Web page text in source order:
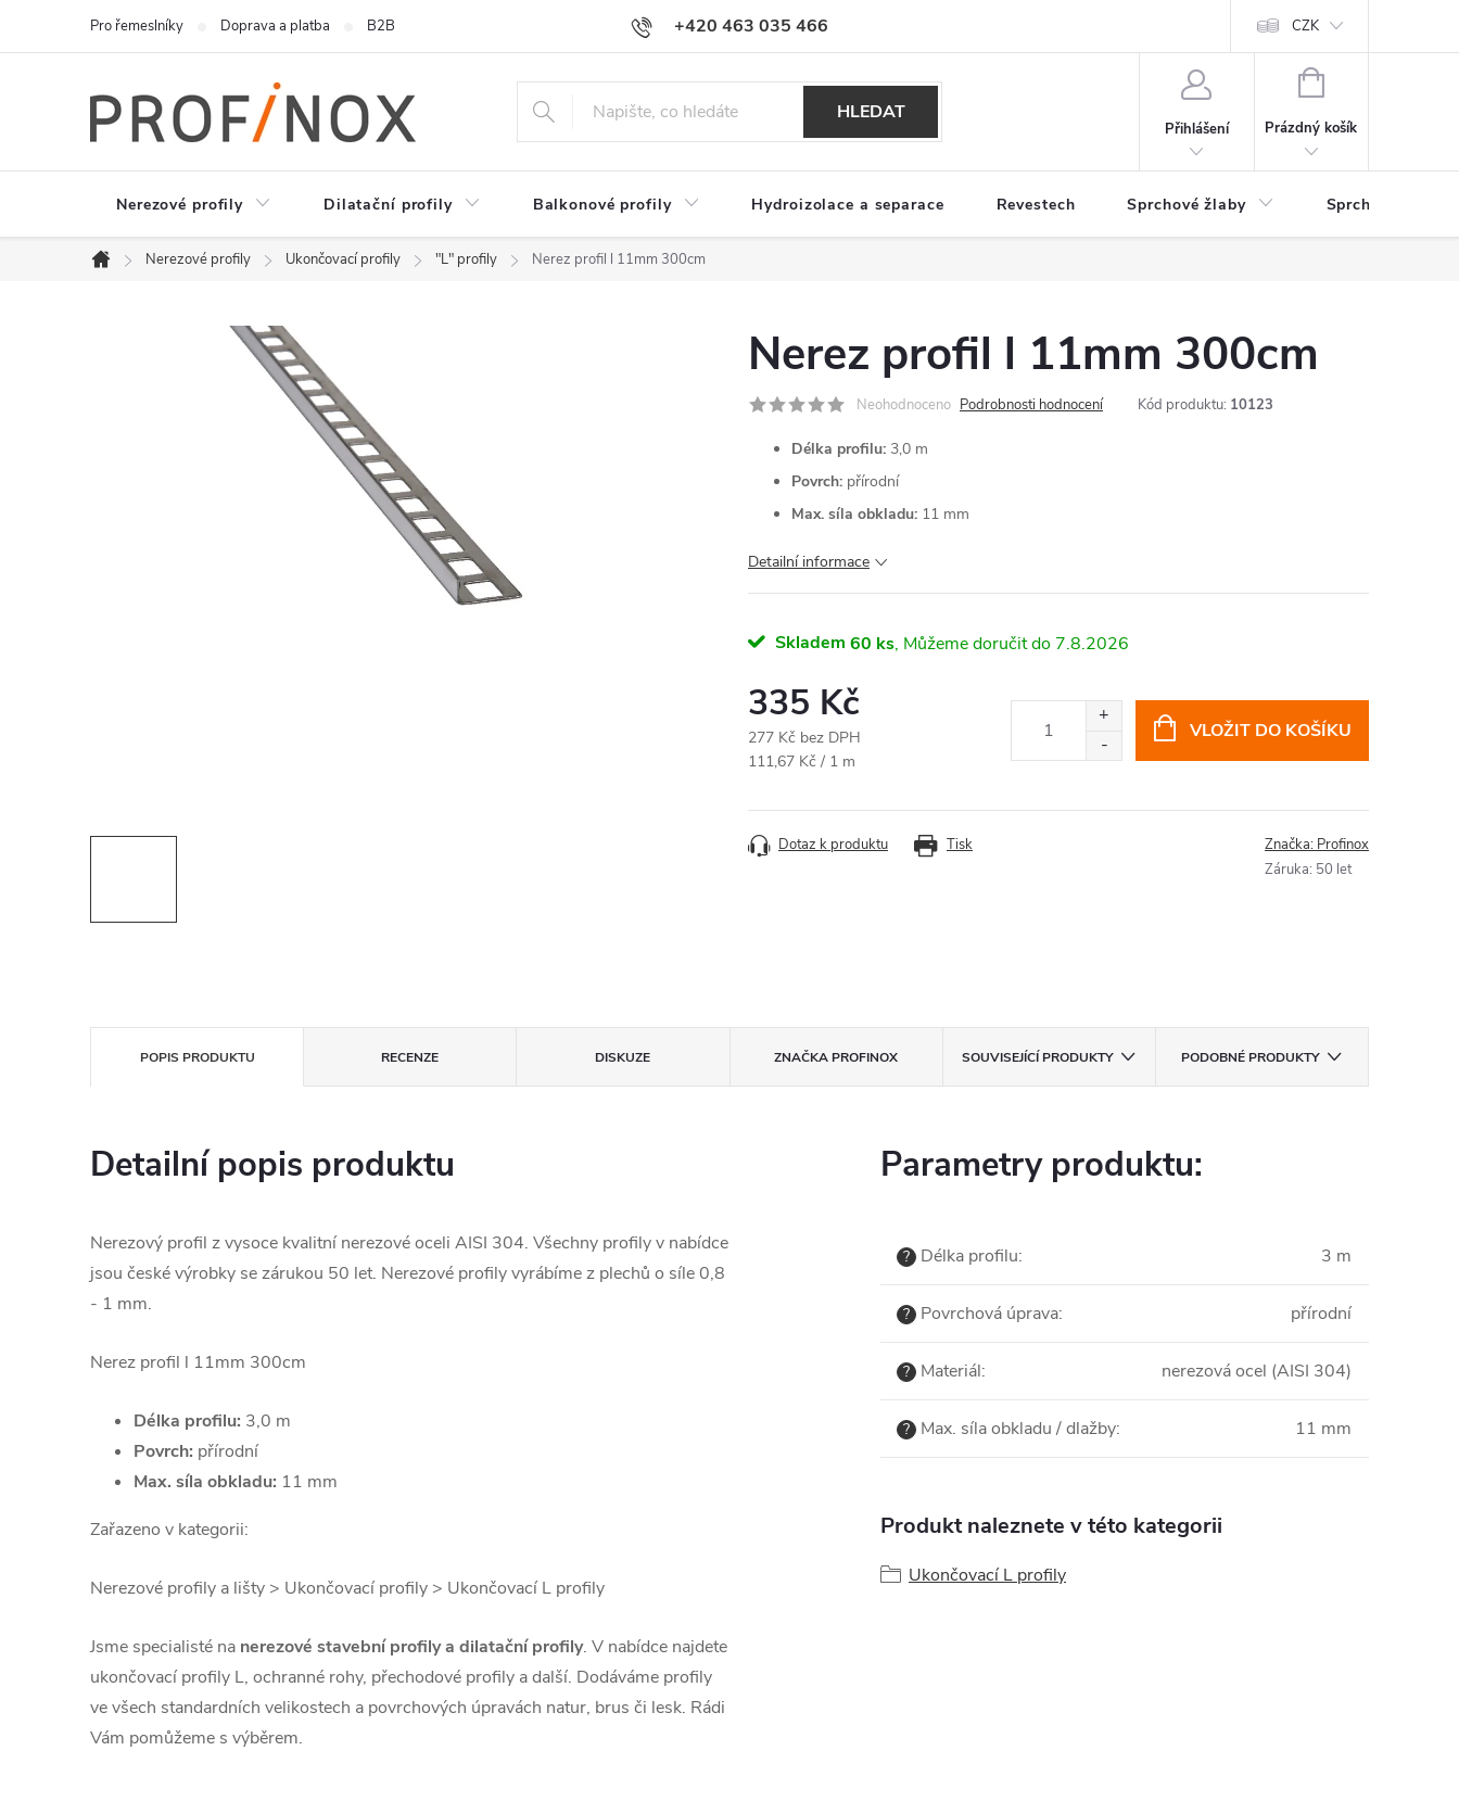
+420 463 035 466
Pro řemeslníky Doprava a platba B2B CZK
HLEDAT
Přihlášení
NÁKUPNÍ
Prázdný košík
Nerezové profily Dilatační profily Balkonové profily Hydroizolace a separace Revestech Sprchové žlaby Sprchové
Domů
Nerezové profily Ukončovací profily "L" profily Nerez profil l 11mm 300cm
Nerez profil l 11mm 300cm
Neohodnoceno Podrobnosti hodnocení Kód produktu: 10123
Délka profilu: 3,0 m
Povrch: přírodní
Max. síla obkladu: 11 mm
Detailní informace
Skladem 60 ks 7.8.2026
335 Kč
277 Kč bez DPH
Měrná
111,67 Kč / 1 m
VLOŽIT DO KOŠÍKU
Tisk
Dotaz k produktu Značka: Profinox
Záruka: 50 let
POPIS PRODUKTU RECENZE DISKUZE ZNAČKA PROFINOX SOUVISEJÍCÍ PRODUKTY PODOBNÉ PRODUKTY
Detailní popis produktu
Nerezový profil z vysoce kvalitní nerezové oceli AISI 304. Všechny profily v nabídce
jsou české výrobky se zárukou 50 let. Nerezové profily vyrábíme z plechů o síle 0,8
- 1 mm.
Nerez profil l 11mm 300cm
Délka profilu: 3,0 m
Povrch: přírodní
Max. síla obkladu: 11 mm
Zařazeno v kategorii:
Nerezové profily a lišty > Ukončovací profily > Ukončovací L profily
Jsme specialisté na nerezové stavební profily a dilatační profily. V nabídce najdete
ukončovací profily L, ochranné rohy, přechodové profily a další. Dodáváme profily
ve všech standardních velikostech a povrchových úpravách natur, brus či lesk. Rádi
Vám pomůžeme s výběrem.
Parametry produktu:
? Délka profilu: 3 m
? Povrchová úprava: přírodní
? Materiál: nerezová ocel (AISI 304)
? Max. síla obkladu / dlažby: 11 mm
Produkt naleznete v této kategorii
Ukončovací L profily